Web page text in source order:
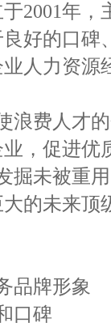
2001年，
好的口
人力资源
费人才
，促进优
未被重
的未来
品牌形象
口碑